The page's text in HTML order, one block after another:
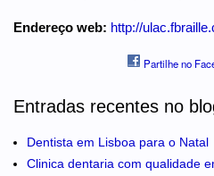
Endereço web: http://
Partilhe no
Entradas recentes no
Dentista em Lisboa para o Natal
Clinica dentaria com qualidade